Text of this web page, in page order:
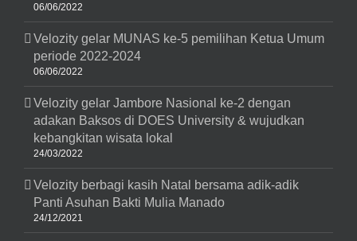
06/06/2022
Velozity gelar MUNAS ke-5 pemilihan Ketua Umum
periode 2022-2024
06/06/2022
Velozity gelar Jambore Nasional ke-2 dengan
adakan Baksos di DOES University & wujudkan
kebangkitan wisata lokal
24/03/2022
Velozity berbagi kasih Natal bersama adik-adik
Panti Asuhan Bakti Mulia Manado
24/12/2021